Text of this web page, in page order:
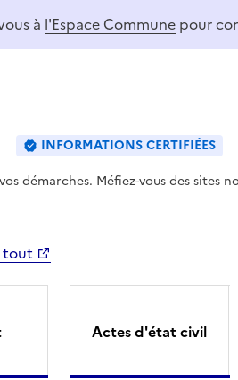
à l'Espace Commune pour
INFORMATIONS CERTIFIÉES
démarches. Méfiez-vous des sites
tout
Actes d'état civil